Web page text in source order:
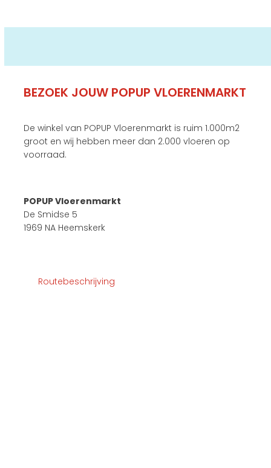
BEZOEK JOUW POPUP VLOERENMARKT
De winkel van POPUP Vloerenmarkt is ruim 1.000m2
groot en wij hebben meer dan 2.000 vloeren op
voorraad.
POPUP Vloerenmarkt
De Smidse 5
1969 NA Heemskerk
Routebeschrijving